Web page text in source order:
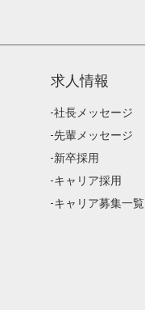
求人情報
社長メッセージ
先輩メッセージ
新卒採用
キャリア採用
キャリア募集一覧